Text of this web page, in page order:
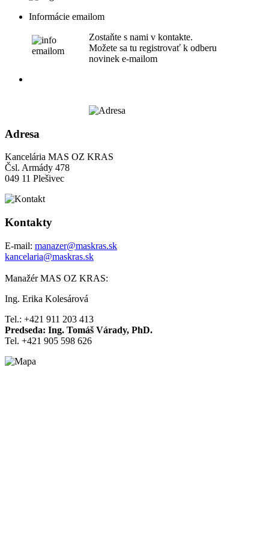
Informácie emailom
Zostaňte s nami v kontakte.
Možete sa tu registrovať k odberu
novinek e-mailom
Adresa
Kancelária MAS OZ KRAS
Čsl. Armády 478
049 11 Plešivec
Kontakty
E-mail: manazer@maskras.sk
kancelaria@maskras.sk
Manažér MAS OZ KRAS:
Ing. Erika Kolesárová
Tel.: +421 911 203 413
Predseda: Ing. Tomáš Várady, PhD.
Tel. +421 905 598 626